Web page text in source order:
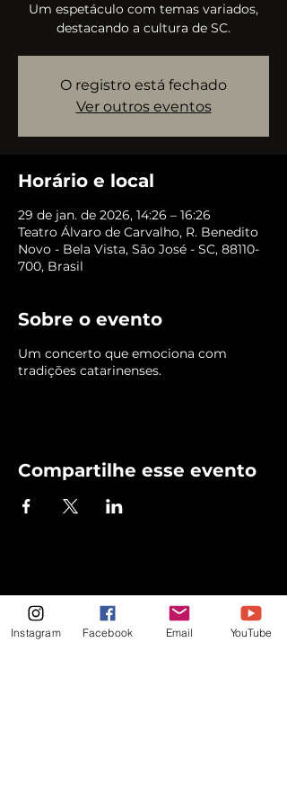
Um espetáculo com temas variados,
destacando a cultura de SC.
O registro está fechado
Ver outros eventos
Horário e local
29 de jan. de 2026, 14:26 – 16:26
Teatro Álvaro de Carvalho, R. Benedito
Novo - Bela Vista, São José - SC, 88110-
700, Brasil
Sobre o evento
Um concerto que emociona com
tradições catarinenses.
Compartilhe esse evento
Instagram Facebook Email YouTube